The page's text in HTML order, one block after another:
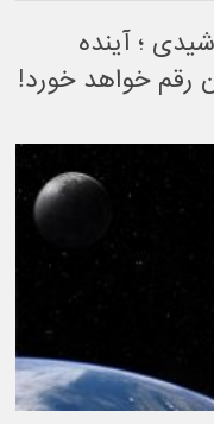
؛ آینده
رقم خواهد خورد!